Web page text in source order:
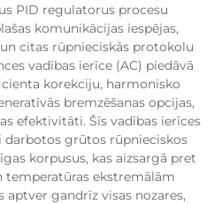
PID regulatorus procesu
komunikācijas iespējas,
citas rūpnieciskās protokolu
vadības ierīce (AC) piedāvā
korekciju, harmonisko
bremzēšanas opcijas,
efektivitāti. Šīs vadības ierīces
darbotos grūtos rūpnieciskos
korpusus, kas aizsargā pret
ekstremālām
gandrīz visas nozares,